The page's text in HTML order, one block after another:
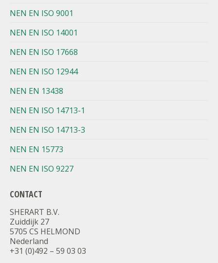
NEN EN ISO 9001
NEN EN ISO 14001
NEN EN ISO 17668
NEN EN ISO 12944
NEN EN 13438
NEN EN ISO 14713-1
NEN EN ISO 14713-3
NEN EN 15773
NEN EN ISO 9227
CONTACT
SHERART B.V.
Zuiddijk 27
5705 CS HELMOND
Nederland
+31 (0)492 – 59 03 03